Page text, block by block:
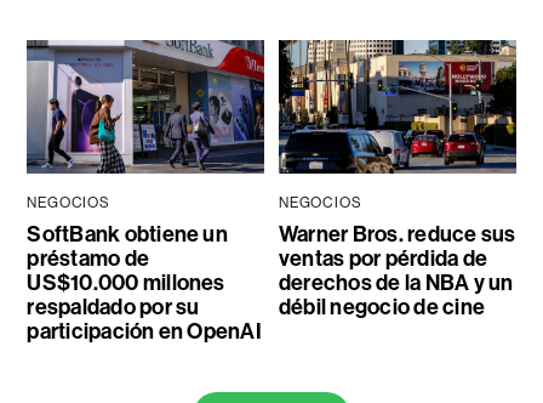
NEGOCIOS
SoftBank obtiene un
préstamo de
US$10.000 millones
respaldado por su
participación en OpenAI
NEGOCIOS
Warner Bros. reduce sus
ventas por pérdida de
derechos de la NBA y un
débil negocio de cine